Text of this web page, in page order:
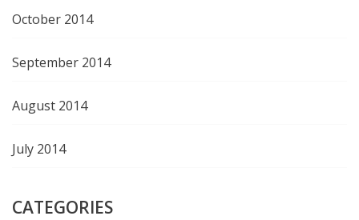
October 2014
September 2014
August 2014
July 2014
CATEGORIES